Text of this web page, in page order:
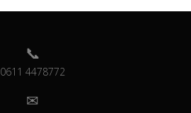
0611 4478772